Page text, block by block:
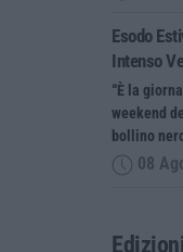
Esodo
Intenso
“È la
weekend
bollino
08